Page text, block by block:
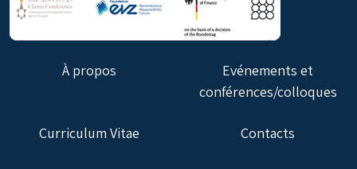
À propos
Evénements et
conférences/colloques
Curriculum Vitae Contacts